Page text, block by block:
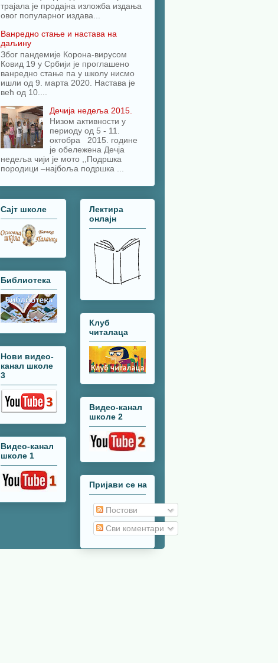
трајала је продајна изложба издања
овог популарног издава...
Ванредно стање и настава на
даљину
Због пандемије Корона-вирусом
Ковид 19 у Србији је проглашено
ванредно стање па у школу нисмо
ишли од 9. марта 2020. Настава је
већ од 10....
Дечија недеља 2015.
Низом активности у
периоду од 5 - 11.
октобра 2015. године
је обележена Дечја
недеља чији је мото ,,Подршка
породици –најбоља подршка ...
Сајт школе
Библиотека
Нови видео-
канал школе
3
Видео-канал
школе 1
Лектира
онлајн
Клуб
читалаца
Видео-канал
школе 2
Пријави се на
Постови
Сви коментари